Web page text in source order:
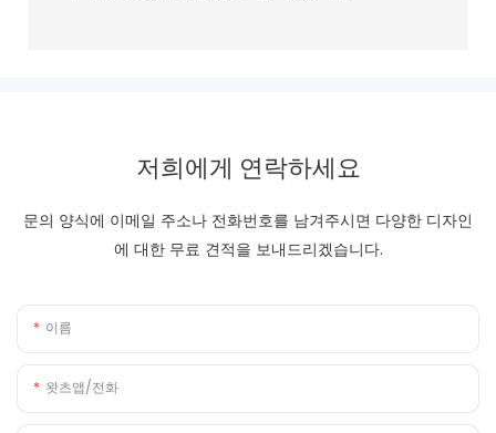
저희에게 연락하세요
문의 양식에 이메일 주소나 전화번호를 남겨주시면 다양한 디자인
에 대한 무료 견적을 보내드리겠습니다.
이름
왓츠앱/전화